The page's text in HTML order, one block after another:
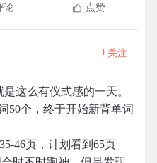
论 点赞
+关注
这么有仪式感的一天。
50个，终于开始新背单词
46页，计划看到65页